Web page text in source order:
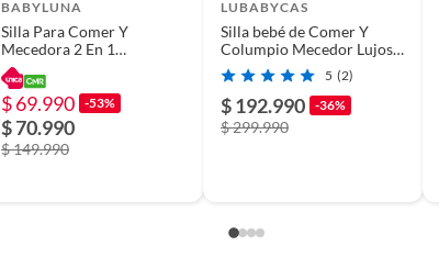
BABYLUNA
Silla Para Comer Y
Mecedora 2 En 1
Multifuncional Plegable Y
Bandeja Extraible
$ 69.990 -53%
$ 70.990
$ 149.990
LUBABYCAS
Silla bebé de Comer Y
Columpio Mecedor Lujoso
Azul Lubabycas 5 (2)
$ 192.990 -36%
$ 299.990